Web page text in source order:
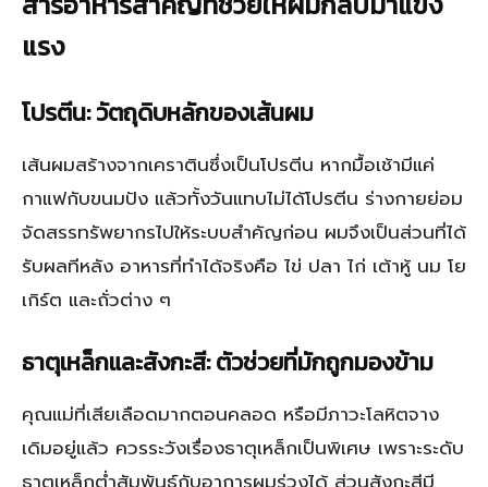
แรง
โปรตีน: วัตถุดิบหลักของเส้นผม
เส้นผมสร้างจากเคราตินซึ่งเป็นโปรตีน หากมื้อเช้ามีแค่
กาแฟกับขนมปัง แล้วทั้งวันแทบไม่ได้โปรตีน ร่างกายย่อม
จัดสรรทรัพยากรไปให้ระบบสำคัญก่อน ผมจึงเป็นส่วนที่ได้
รับผลทีหลัง อาหารที่ทำได้จริงคือ ไข่ ปลา ไก่ เต้าหู้ นม โย
เกิร์ต และถั่วต่าง ๆ
ธาตุเหล็กและสังกะสี: ตัวช่วยที่มักถูกมองข้าม
คุณแม่ที่เสียเลือดมากตอนคลอด หรือมีภาวะโลหิตจาง
เดิมอยู่แล้ว ควรระวังเรื่องธาตุเหล็กเป็นพิเศษ เพราะระดับ